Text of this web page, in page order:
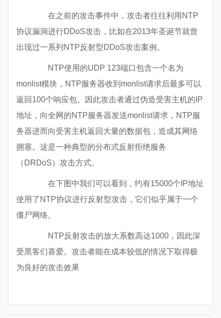
在之前的攻击事件中，攻击者往往利用NTP
协议漏洞进行DDoS攻击，比如在2013年圣诞节就曾
出现过一系列NTP反射型DDoS攻击案例。
NTP使用的UDP 123端口包含一个名为
monlist模块，NTP服务器收到monlist请求后最多可以
返回100个响应包。因此攻击者通过伪造受害主机的IP
地址，向全网的NTP服务器发送monlist请求，NTP服
务器进而向受害主机返回大量的数据包，造成其网络
拥塞。这是一种典型的分布式反射拒绝服务
（DRDoS）攻击方式。
在下图中我们可以看到，约有15000个IP地址
使用了NTP协议进行反射型攻击，它们似乎属于一个
僵尸网络。
NTP反射攻击的放大系数高达1000，因此深
受黑客们喜爱。攻击者能在成本较低的情况下取得极
为良好的攻击效果